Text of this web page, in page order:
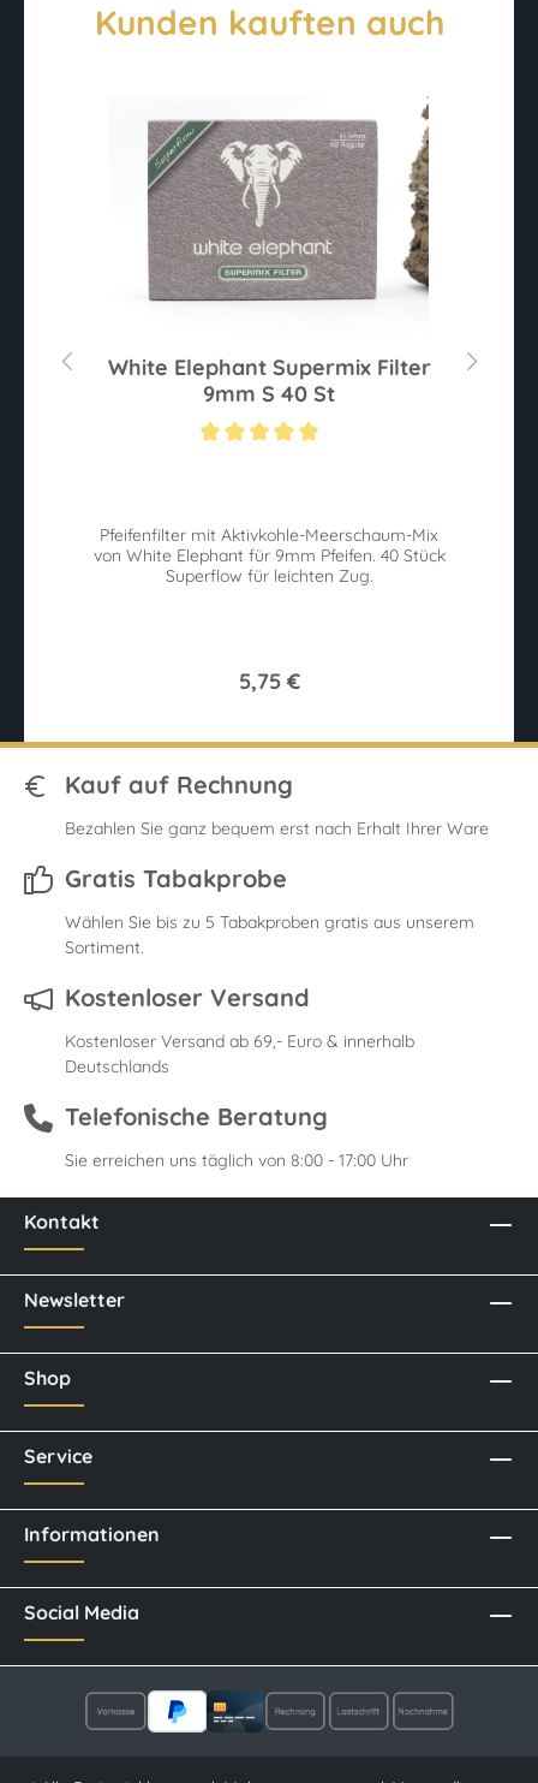
Kunden kauften auch
White Elephant Supermix Filter
9mm S 40 St
Pfeifenfilter mit Aktivkohle-Meerschaum-Mix
von White Elephant für 9mm Pfeifen. 40 Stück
Superflow für leichten Zug.
5,75 €
Kauf auf Rechnung
Bezahlen Sie ganz bequem erst nach Erhalt Ihrer Ware
Gratis Tabakprobe
Wählen Sie bis zu 5 Tabakproben gratis aus unserem
Sortiment.
Kostenloser Versand
Kostenloser Versand ab 69,- Euro & innerhalb
Deutschlands
Telefonische Beratung
Sie erreichen uns täglich von 8:00 - 17:00 Uhr
Kontakt
Newsletter
Social Media
Shop
Service
Informationen